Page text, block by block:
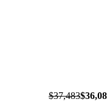
$37,483